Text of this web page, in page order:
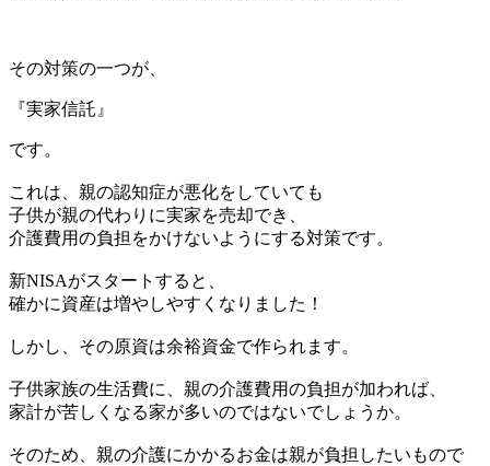
その対策の一つが、
『実家信託』
です。
これは、親の認知症が悪化をしていても
子供が親の代わりに実家を売却でき、
介護費用の負担をかけないようにする対策です。
新NISAがスタートすると、
確かに資産は増やしやすくなりました！
しかし、その原資は余裕資金で作られます。
子供家族の生活費に、親の介護費用の負担が加われば、
家計が苦しくなる家が多いのではないでしょうか。
そのため、親の介護にかかるお金は親が負担したいもので